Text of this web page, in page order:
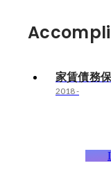
家賃債務
2018-